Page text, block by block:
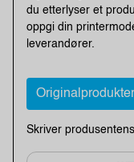
du etterlyser et
oppgi din
leverandører.
Originalprodukter
Skriver